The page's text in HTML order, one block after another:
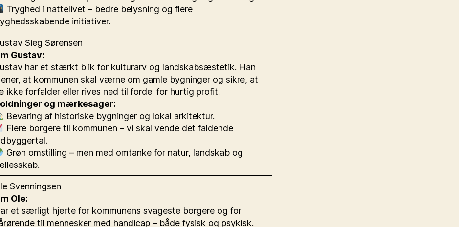
Tryghed i nattelivet – bedre belysning og flere
initiativer.
Sieg Sørensen
Gustav:
har et stærkt blik for kulturarv og landskabsæstetik. Han
at kommunen skal værne om gamle bygninger og sikre, at
ikke forfalder eller rives ned til fordel for hurtig profit.
og mærkesager:
Bevaring af historiske bygninger og lokal arkitektur.
Flere borgere til kommunen – vi skal vende det faldende
Grøn omstilling – men med omtanke for natur, landskab og
Svenningsen
Ole:
et særligt hjerte for kommunens svageste borgere og for
til mennesker med handicap – både fysisk og psykisk.